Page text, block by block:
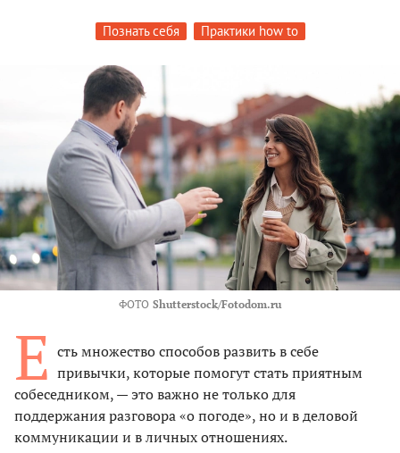
Познать себя Практики how to
ФОТО Shutterstock/Fotodom.ru
Е сть множество способов развить в себе
привычки, которые помогут стать приятным
собеседником, — это важно не только для
поддержания разговора «о погоде», но и в деловой
коммуникации и в личных отношениях.